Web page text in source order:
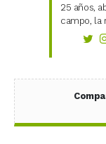
25 años,
campo, la